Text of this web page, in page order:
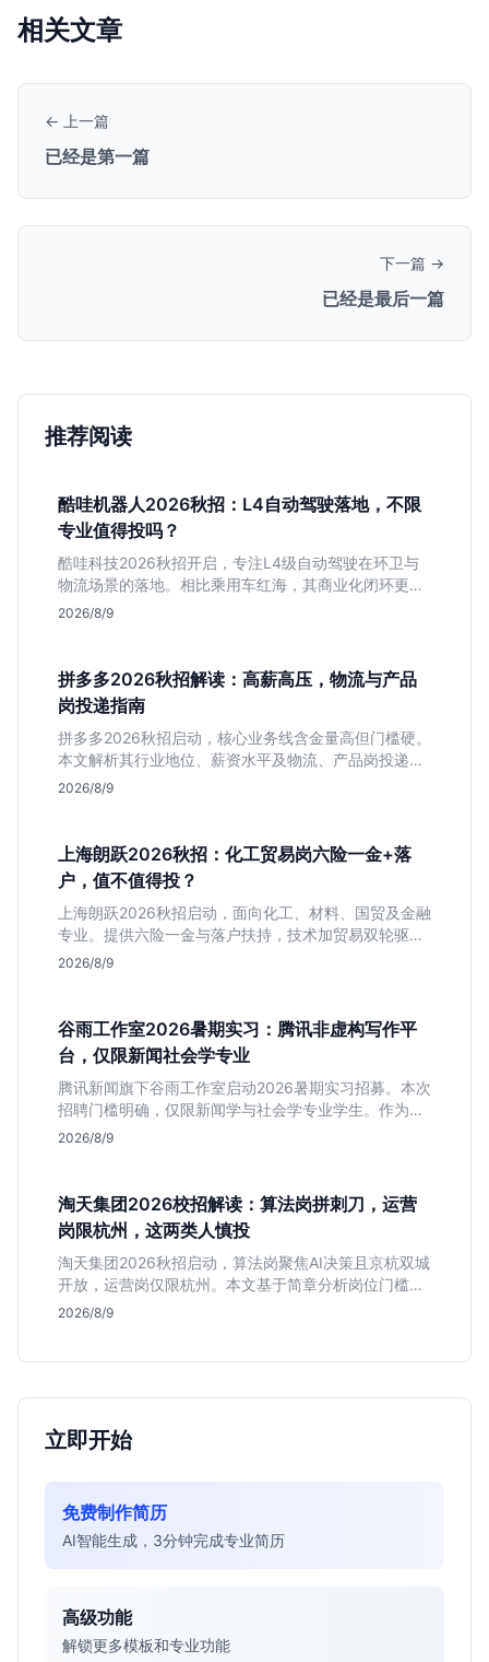
相关文章
← 上一篇
已经是第一篇
下一篇 →
已经是最后一篇
推荐阅读
酷哇机器人2026秋招：L4自动驾驶落地，不限
专业值得投吗？
酷哇科技2026秋招开启，专注L4级自动驾驶在环卫与
物流场景的落地。相比乘用车红海，其商业化闭环更清
晰，现金流相对健康。本文解读其业务模式、岗位稳定
2026/8/9
拼多多2026秋招解读：高薪高压，物流与产品
岗投递指南
拼多多2026秋招启动，核心业务线含金量高但门槛硬。
本文解析其行业地位、薪资水平及物流、产品岗投递策
略，助你判断是否适合这种高强度职业起步。
2026/8/9
上海朗跃2026秋招：化工贸易岗六险一金+落
户，值不值得投？
上海朗跃2026秋招启动，面向化工、材料、国贸及金融
专业。提供六险一金与落户扶持，技术加贸易双轮驱动
模式稳定性高。本文解读岗位需求与福利含金量，帮应
2026/8/9
谷雨工作室2026暑期实习：腾讯非虚构写作平
台，仅限新闻社会学专业
腾讯新闻旗下谷雨工作室启动2026暑期实习招募。本次
招聘门槛明确，仅限新闻学与社会学专业学生。作为深
耕非虚构写作的头部团队，该岗位提供独立发稿机会与
2026/8/9
淘天集团2026校招解读：算法岗拼刺刀，运营
岗限杭州，这两类人慎投
淘天集团2026秋招启动，算法岗聚焦AI决策且京杭双城
开放，运营岗仅限杭州。本文基于简章分析岗位门槛、
薪资行情及适合人群，帮应届生判断是否值得投递。
2026/8/9
立即开始
免费制作简历
AI智能生成，3分钟完成专业简历
高级功能
解锁更多模板和专业功能